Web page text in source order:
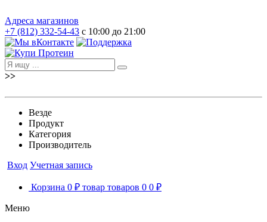
Адреса магазинов
+7 (812) 332-54-43 с 10:00 до 21:00
>>
Везде
Продукт
Категория
Производитель
Вход Учетная запись
Корзина 0 ₽ товар товаров 0 0 ₽
Меню